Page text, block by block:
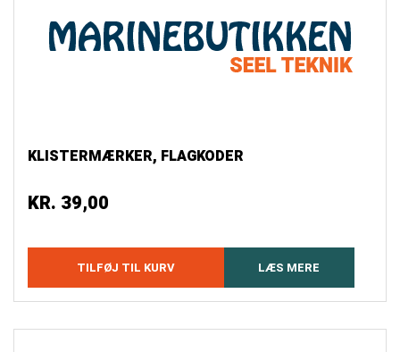
KLISTERMÆRKER, FLAGKODER
KR. 39,00
TILFØJ TIL KURV LÆS MERE